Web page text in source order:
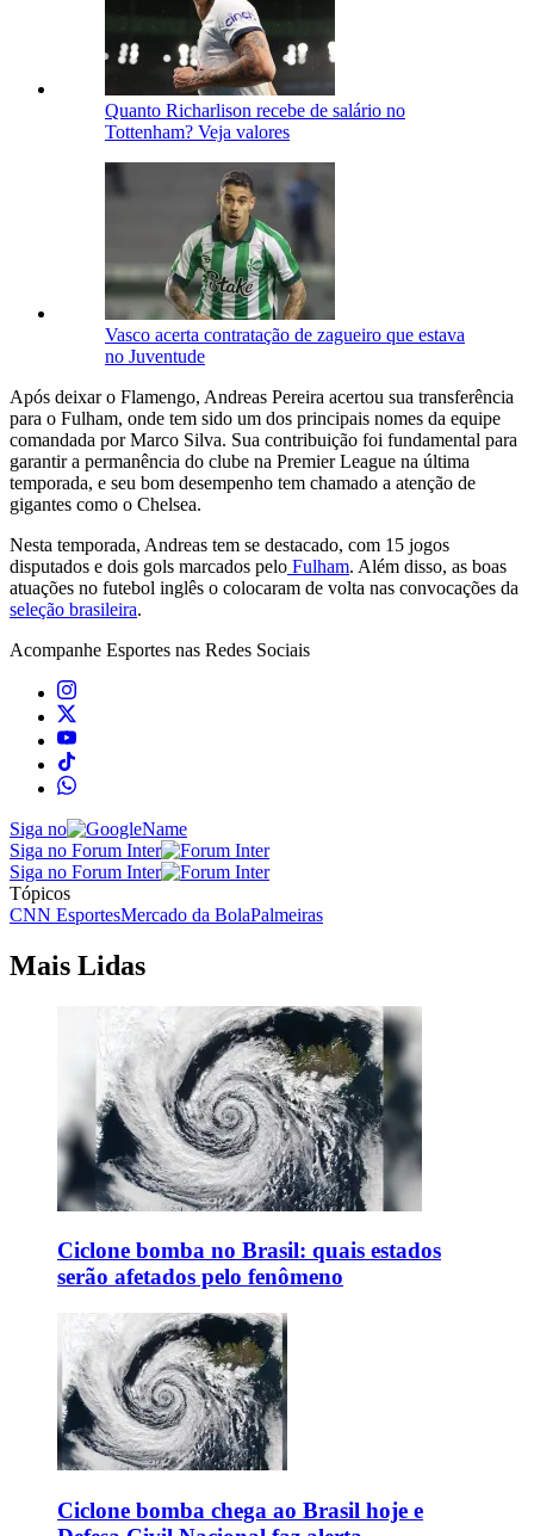
Quanto Richarlison recebe de salário no
Tottenham? Veja valores
Vasco acerta contratação de zagueiro que estava
no Juventude
Após deixar o Flamengo, Andreas Pereira acertou sua transferência
para o Fulham, onde tem sido um dos principais nomes da equipe
comandada por Marco Silva. Sua contribuição foi fundamental para
garantir a permanência do clube na Premier League na última
temporada, e seu bom desempenho tem chamado a atenção de
gigantes como o Chelsea.
Nesta temporada, Andreas tem se destacado, com 15 jogos
disputados e dois gols marcados pelo Fulham. Além disso, as boas
atuações no futebol inglês o colocaram de volta nas convocações da
seleção brasileira.
Acompanhe Esportes nas Redes Sociais
Siga no
Siga no Forum Inter
Siga no Forum Inter
Tópicos
CNN EsportesMercado da BolaPalmeiras
Mais Lidas
Ciclone bomba no Brasil: quais estados
serão afetados pelo fenômeno
Ciclone bomba chega ao Brasil hoje e